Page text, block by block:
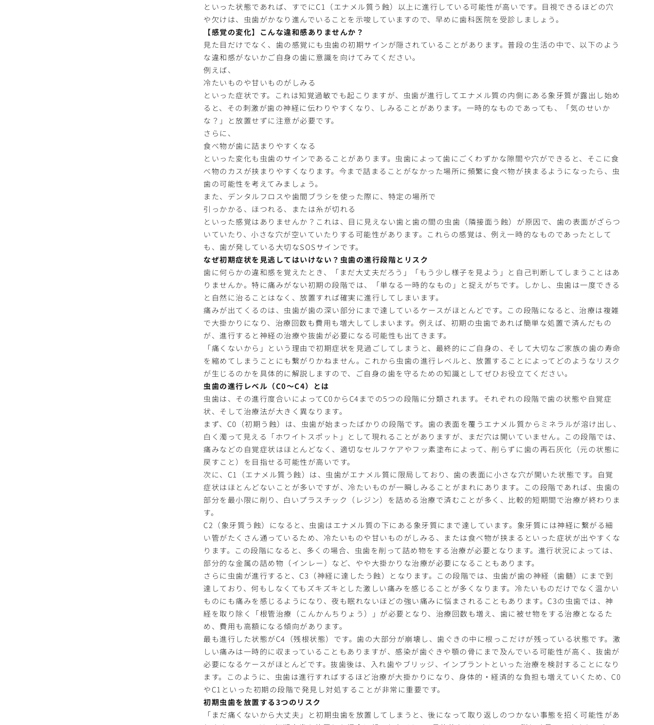
といった状態であれば、すでにC1（エナメル質う蝕）以上に進行している可能性が高いです。目視できるほどの穴
や欠けは、虫歯がかなり進んでいることを示唆していますので、早めに歯科医院を受診しましょう。
【感覚の変化】こんな違和感ありませんか？
見た目だけでなく、歯の感覚にも虫歯の初期サインが隠されていることがあります。普段の生活の中で、以下のよう
な違和感がないかご自身の歯に意識を向けてみてください。
例えば、
冷たいものや甘いものがしみる
といった症状です。これは知覚過敏でも起こりますが、虫歯が進行してエナメル質の内側にある象牙質が露出し始め
ると、その刺激が歯の神経に伝わりやすくなり、しみることがあります。一時的なものであっても、「気のせいか
な？」と放置せずに注意が必要です。
さらに、
食べ物が歯に詰まりやすくなる
といった変化も虫歯のサインであることがあります。虫歯によって歯にごくわずかな隙間や穴ができると、そこに食
べ物のカスが挟まりやすくなります。今まで詰まることがなかった場所に頻繁に食べ物が挟まるようになったら、虫
歯の可能性を考えてみましょう。
また、デンタルフロスや歯間ブラシを使った際に、特定の場所で
引っかかる、ほつれる、または糸が切れる
といった感覚はありませんか？これは、目に見えない歯と歯の間の虫歯（隣接面う蝕）が原因で、歯の表面がざらつ
いていたり、小さな穴が空いていたりする可能性があります。これらの感覚は、例え一時的なものであったとして
も、歯が発している大切なSOSサインです。
なぜ初期症状を見逃してはいけない？虫歯の進行段階とリスク
歯に何らかの違和感を覚えたとき、「まだ大丈夫だろう」「もう少し様子を見よう」と自己判断してしまうことはあ
りませんか。特に痛みがない初期の段階では、「単なる一時的なもの」と捉えがちです。しかし、虫歯は一度できる
と自然に治ることはなく、放置すれば確実に進行してしまいます。
痛みが出てくるのは、虫歯が歯の深い部分にまで達しているケースがほとんどです。この段階になると、治療は複雑
で大掛かりになり、治療回数も費用も増大してしまいます。例えば、初期の虫歯であれば簡単な処置で済んだもの
が、進行すると神経の治療や抜歯が必要になる可能性も出てきます。
「痛くないから」という理由で初期症状を見過ごしてしまうと、最終的にご自身の、そして大切なご家族の歯の寿命
を縮めてしまうことにも繋がりかねません。これから虫歯の進行レベルと、放置することによってどのようなリスク
が生じるのかを具体的に解説しますので、ご自身の歯を守るための知識としてぜひお役立てください。
虫歯の進行レベル（C0～C4）とは
虫歯は、その進行度合いによってC0からC4までの5つの段階に分類されます。それぞれの段階で歯の状態や自覚症
状、そして治療法が大きく異なります。
まず、C0（初期う蝕）は、虫歯が始まったばかりの段階です。歯の表面を覆うエナメル質からミネラルが溶け出し、
白く濁って見える「ホワイトスポット」として現れることがありますが、まだ穴は開いていません。この段階では、
痛みなどの自覚症状はほとんどなく、適切なセルフケアやフッ素塗布によって、削らずに歯の再石灰化（元の状態に
戻すこと）を目指せる可能性が高いです。
次に、C1（エナメル質う蝕）は、虫歯がエナメル質に限局しており、歯の表面に小さな穴が開いた状態です。自覚
症状はほとんどないことが多いですが、冷たいものが一瞬しみることがまれにあります。この段階であれば、虫歯の
部分を最小限に削り、白いプラスチック（レジン）を詰める治療で済むことが多く、比較的短期間で治療が終わりま
す。
C2（象牙質う蝕）になると、虫歯はエナメル質の下にある象牙質にまで達しています。象牙質には神経に繋がる細
い管がたくさん通っているため、冷たいものや甘いものがしみる、または食べ物が挟まるといった症状が出やすくな
ります。この段階になると、多くの場合、虫歯を削って詰め物をする治療が必要となります。進行状況によっては、
部分的な金属の詰め物（インレー）など、やや大掛かりな治療が必要になることもあります。
さらに虫歯が進行すると、C3（神経に達したう蝕）となります。この段階では、虫歯が歯の神経（歯髄）にまで到
達しており、何もしなくてもズキズキとした激しい痛みを感じることが多くなります。冷たいものだけでなく温かい
ものにも痛みを感じるようになり、夜も眠れないほどの強い痛みに悩まされることもあります。C3の虫歯では、神
経を取り除く「根管治療（こんかんちりょう）」が必要となり、治療回数も増え、歯に被せ物をする治療となるた
め、費用も高額になる傾向があります。
最も進行した状態がC4（残根状態）です。歯の大部分が崩壊し、歯ぐきの中に根っこだけが残っている状態です。激
しい痛みは一時的に収まっていることもありますが、感染が歯ぐきや顎の骨にまで及んでいる可能性が高く、抜歯が
必要になるケースがほとんどです。抜歯後は、入れ歯やブリッジ、インプラントといった治療を検討することになり
ます。このように、虫歯は進行すればするほど治療が大掛かりになり、身体的・経済的な負担も増えていくため、C0
やC1といった初期の段階で発見し対処することが非常に重要です。
初期虫歯を放置する3つのリスク
「まだ痛くないから大丈夫」と初期虫歯を放置してしまうと、後になって取り返しのつかない事態を招く可能性があ